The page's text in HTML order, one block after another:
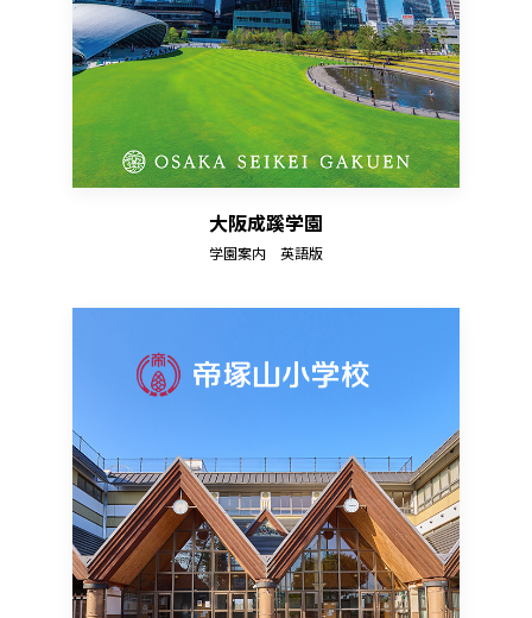
大阪成蹊学園
学園案内 英語版